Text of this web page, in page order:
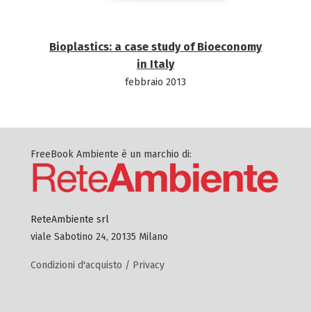
Bioplastics: a case study of Bioeconomy
in Italy
febbraio 2013
FreeBook Ambiente è un marchio di:
ReteAmbiente srl
viale Sabotino 24, 20135 Milano
Condizioni d'acquisto / Privacy